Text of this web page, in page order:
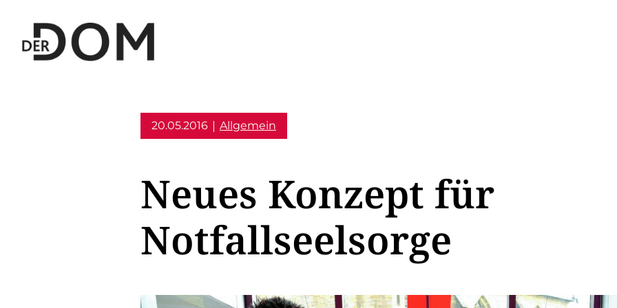
20.05.2016 Allgemein
Neues Konzept für
Notfallseelsorge